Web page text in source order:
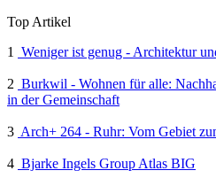
Top Artikel
1
Weniger ist genug - Architektur
2 Burkwil - Wohnen für alle:
in der Gemeinschaft
3 Arch+ 264 - Ruhr: Vom Gebiet
4 Bjarke Ingels Group Atlas BIG